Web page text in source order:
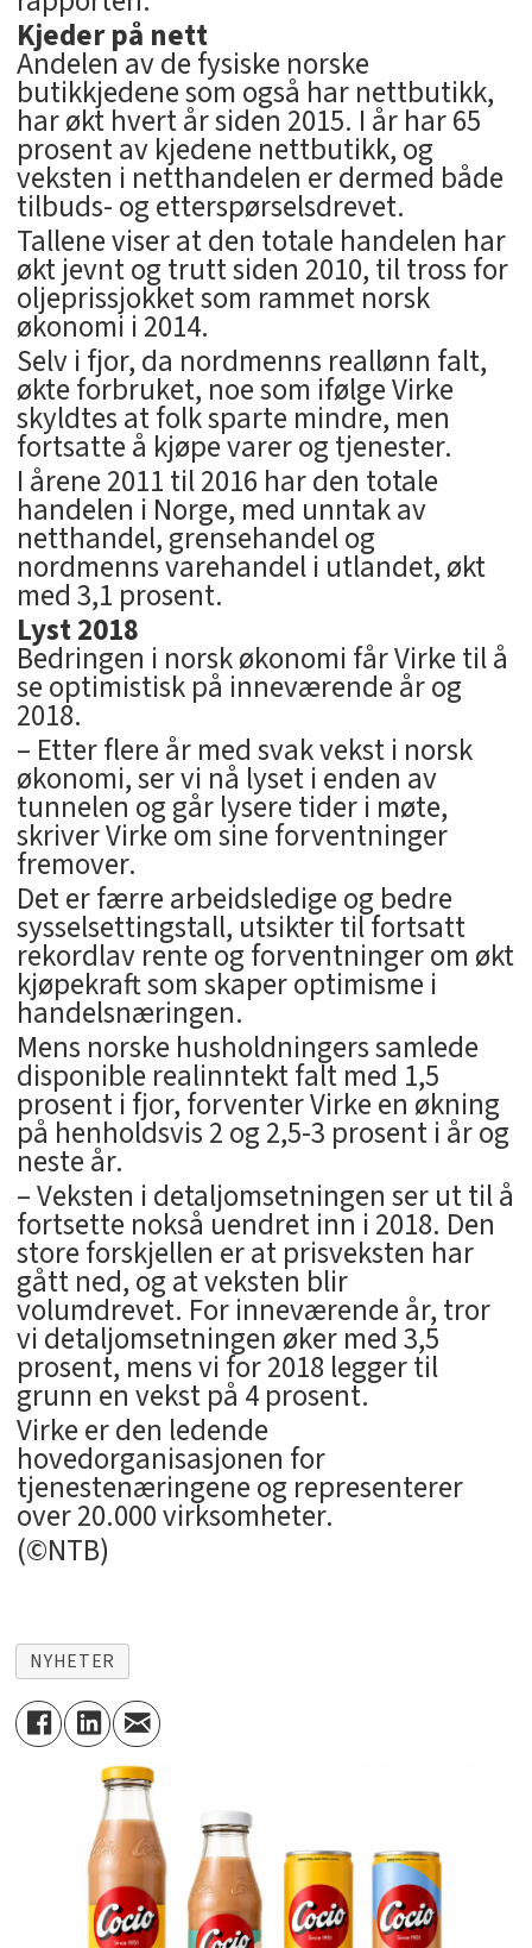
Kjeder på nett
Andelen av de fysiske norske
butikkjedene som også har nettbutikk,
har økt hvert år siden 2015. I år har 65
prosent av kjedene nettbutikk, og
veksten i netthandelen er dermed både
tilbuds- og etterspørselsdrevet.
Tallene viser at den totale handelen har
økt jevnt og trutt siden 2010, til tross for
oljeprissjokket som rammet norsk
økonomi i 2014.
Selv i fjor, da nordmenns reallønn falt,
økte forbruket, noe som ifølge Virke
skyldtes at folk sparte mindre, men
fortsatte å kjøpe varer og tjenester.
I årene 2011 til 2016 har den totale
handelen i Norge, med unntak av
netthandel, grensehandel og
nordmenns varehandel i utlandet, økt
med 3,1 prosent.
Lyst 2018
Bedringen i norsk økonomi får Virke til å
se optimistisk på inneværende år og
2018.
– Etter flere år med svak vekst i norsk
økonomi, ser vi nå lyset i enden av
tunnelen og går lysere tider i møte,
skriver Virke om sine forventninger
fremover.
Det er færre arbeidsledige og bedre
sysselsettingstall, utsikter til fortsatt
rekordlav rente og forventninger om økt
kjøpekraft som skaper optimisme i
handelsnæringen.
Mens norske husholdningers samlede
disponible realinntekt falt med 1,5
prosent i fjor, forventer Virke en økning
på henholdsvis 2 og 2,5-3 prosent i år og
neste år.
– Veksten i detaljomsetningen ser ut til å
fortsette nokså uendret inn i 2018. Den
store forskjellen er at prisveksten har
gått ned, og at veksten blir
volumdrevet. For inneværende år, tror
vi detaljomsetningen øker med 3,5
prosent, mens vi for 2018 legger til
grunn en vekst på 4 prosent.
Virke er den ledende
hovedorganisasjonen for
tjenestenæringene og representerer
over 20.000 virksomheter.
(©NTB)
NYHETER